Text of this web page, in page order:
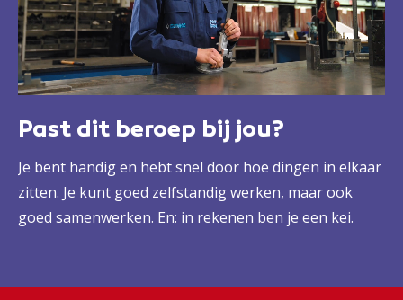
Past dit beroep bij jou?
Je bent handig en hebt snel door hoe dingen in elkaar
zitten. Je kunt goed zelfstandig werken, maar ook
goed samenwerken. En: in rekenen ben je een kei.